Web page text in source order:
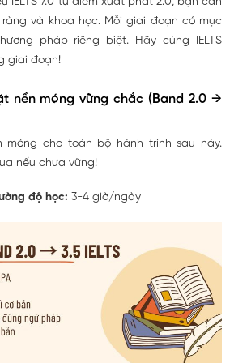
và khoa học. Mỗi giai đoạn có mục
pháp riêng biệt. Hãy cùng IELTS
giai đoạn!
nền móng vững chắc (Band 2.0 →
móng cho toàn bộ hành trình sau này.
nếu chưa vững!
độ học: 3-4 giờ/ngày